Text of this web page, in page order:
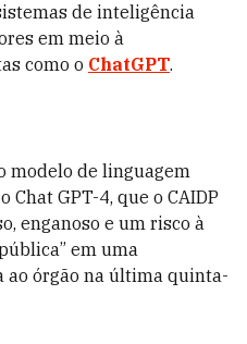
de inteligência
em meio à
como o ChatGPT.
modelo de linguagem
Chat GPT-4, que o CAIDP
enganoso e um risco à
em uma
ao órgão na última quinta-